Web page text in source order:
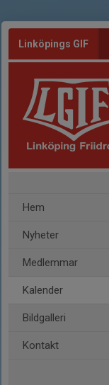
Linköpings GIF
Hem
Nyheter
Medlemmar
Kalender
Bildgalleri
Kontakt